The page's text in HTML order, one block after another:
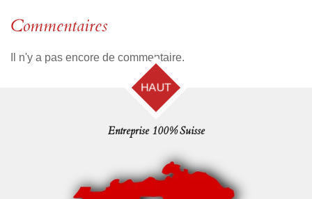
Commentaires
Il n'y a pas encore de commentaire.
HAUT
Entreprise 100% Suisse